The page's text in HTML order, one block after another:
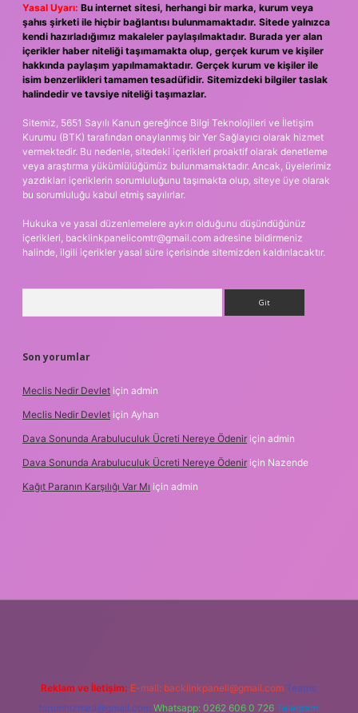
Yasal Uyarı: Bu internet sitesi, herhangi bir marka, kurum veya
şahıs şirketi ile hiçbir bağlantısı bulunmamaktadır. Sitede yalnızca
kendi hazırladığımız makaleler paylaşılmaktadır. Burada yer alan
içerikler haber niteliği taşımamakta olup, gerçek kurum ve kişiler
hakkında paylaşım yapılmamaktadır. Gerçek kurum ve kişiler ile
isim benzerlikleri tamamen tesadüfidir. Sitemizdeki bilgiler taslak
halindedir ve tavsiye niteliği taşımazlar.
Sitemiz, 5651 Sayılı Kanun gereğince Bilgi Teknolojileri ve İletişim
Kurumu (BTK) tarafından onaylanmış bir Yer Sağlayıcı olarak hizmet
vermektedir. Bu nedenle, sitedeki içerikleri proaktif olarak denetleme
veya araştırma yükümlülüğümüz bulunmamaktadır. Ancak, üyelerimiz
yazdıkları içeriklerin sorumluluğunu taşımakta olup, siteye üye olarak
bu sorumluluğu kabul etmiş sayılırlar.
Hukuka ve yasal düzenlemelere aykırı olduğunu düşündüğünüz
içerikleri, backlinkpanelicomtr@gmail.com adresine bildirmeniz
halinde, ilgili içerikler yasal süre içerisinde sitemizden kaldırılacaktır.
Son yorumlar
Meclis Nedir Devlet için admin
Meclis Nedir Devlet için Ayhan
Dava Sonunda Arabuluculuk Ücreti Nereye Ödenir için admin
Dava Sonunda Arabuluculuk Ücreti Nereye Ödenir için Nazende
Kağıt Paranın Karşılığı Var Mı için admin
Reklam ve İletişim: E-mail: backlinkpaneli@gmail.com Teams:
forumhizmeti@gmail.com Whatsapp: 0262 606 0 726 Telegram: